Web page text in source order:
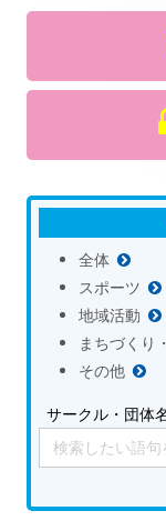
全体
スポーツ
地域活動
まちづくり
その他
サークル・団体
Search
for: